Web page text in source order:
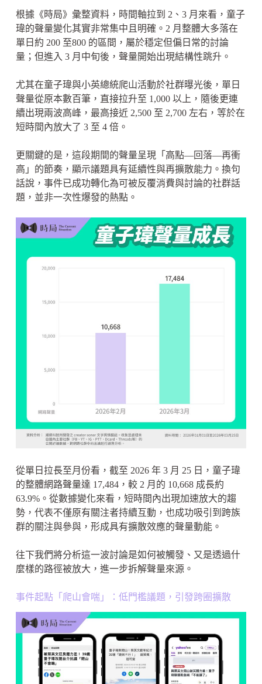
根據《時局》彙整資料，時間軸拉到 2、3 月來看，童子
瑋的聲量變化其實非常集中且明確。2 月整體大多落在
單日約 200 至800 的區間，屬於穩定但偏日常的討論
量；但進入 3 月中旬後，聲量開始出現結構性跳升。
尤其在童子瑋與小英總統爬山活動於社群曝光後，單日
聲量從原本數百筆，直接拉升至 1,000 以上，隨後更連
續出現兩波高峰，最高接近 2,500 至 2,700 左右，等於在
短時間內放大了 3 至 4 倍。
更關鍵的是，這段期間的聲量呈現「高點—回落—再衝
高」的節奏，顯示議題具有延續性與再擴散能力。換句
話說，事件已成功轉化為可被反覆消費與討論的社群話
題，並非一次性爆發的熱點。
從單日拉長至月份看，截至 2026 年 3 月 25 日，童子瑋
的整體網路聲量達 17,484，較 2 月的 10,668 成長約
63.9%。從數據變化來看，短時間內出現加速放大的趨
勢，代表不僅原有關注者持續互動，也成功吸引到跨族
群的關注與參與，形成具有擴散效應的聲量動能。
往下我們將分析這一波討論是如何被觸發、又是透過什
麼樣的路徑被放大，進一步拆解聲量來源。
事件起點「爬山會喘」：低門檻議題，引發跨圈擴散